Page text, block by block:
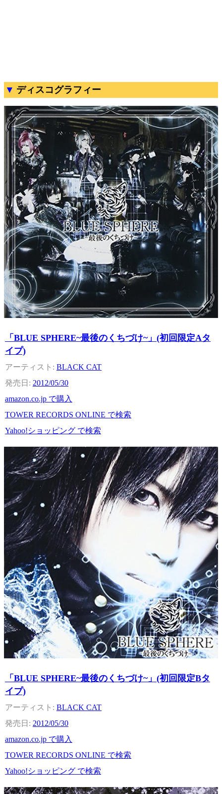
ディスコグラフィー
「BLUE SPHERE~最後のくちづけ~」(初回限定Aタ
イプ)
BLACK CAT
2012/05/30
amazon.co.jp で購入
TOWER RECORDS ONLINE で検索
Yahoo!ショッピング で検索
「BLUE SPHERE~最後のくちづけ~」(初回限定Bタ
イプ)
BLACK CAT
2012/05/30
amazon.co.jp で購入
TOWER RECORDS ONLINE で検索
Yahoo!ショッピング で検索